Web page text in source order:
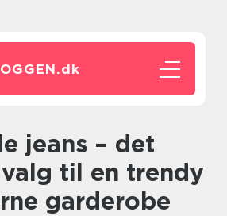
dk
til en trendy
garderobe